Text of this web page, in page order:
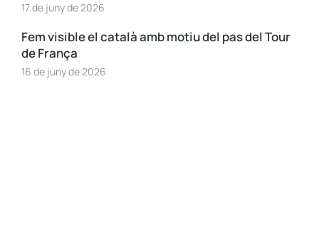
17 de juny de 2026
Fem visible el català amb motiu del pas del Tour
de França
16 de juny de 2026